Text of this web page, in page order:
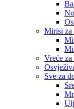
Mirisi za
Vreće za
Sve za